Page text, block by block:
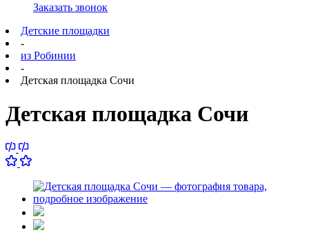
Заказать звонок
Детские площадки
-
из Робинии
-
Детская площадка Сочи
Детская площадка Сочи